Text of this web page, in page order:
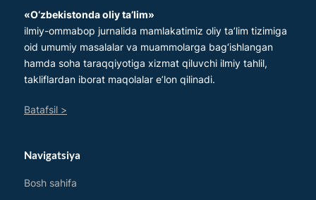
«O‘zbеkistonda oliy ta’lim»
ilmiy-ommabop jurnalida mamlakatimiz oliy ta’lim tizimiga
oid umumiy masalalar va muammolarga bag‘ishlangan
hamda soha taraqqiyotiga xizmat qiluvchi ilmiy tahlil,
takliflardan iborat maqolalar e’lon qilinadi.
Batafsil >
Navigatsiya
Bosh sahifa